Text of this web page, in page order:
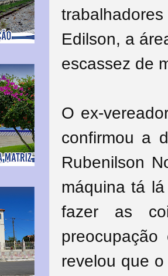
Edilson, a
escassez de
O ex-
confirmou a
Rubenilson
máquina tá
fazer as
revelou que